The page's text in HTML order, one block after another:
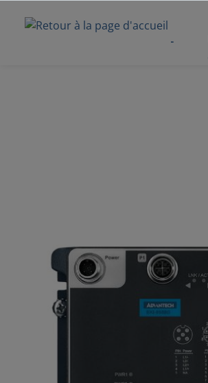
ACCUEIL